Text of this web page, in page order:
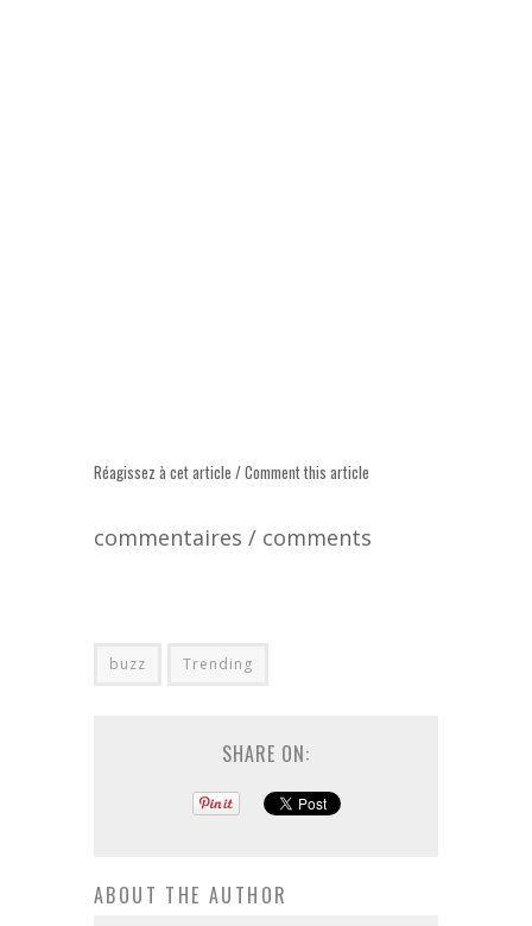
Réagissez à cet article / Comment this article
commentaires / comments
buzz Trending
SHARE ON:
ABOUT THE AUTHOR